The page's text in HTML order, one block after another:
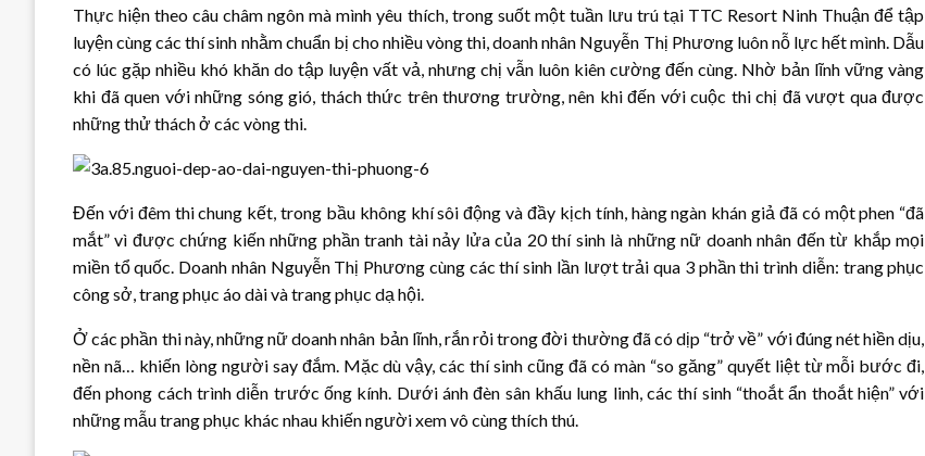
Thực hiện theo câu châm ngôn mà mình yêu thích, trong suốt một tuần lưu trú tại TTC Resort Ninh Thuận để tập
luyện cùng các thí sinh nhằm chuẩn bị cho nhiều vòng thi, doanh nhân Nguyễn Thị Phương luôn nỗ lực hết mình. Dẫu
có lúc gặp nhiều khó khăn do tập luyện vất vả, nhưng chị vẫn luôn kiên cường đến cùng. Nhờ bản lĩnh vững vàng
khi đã quen với những sóng gió, thách thức trên thương trường, nên khi đến với cuộc thi chị đã vượt qua được
những thử thách ở các vòng thi.
Đến với đêm thi chung kết, trong bầu không khí sôi động và đầy kịch tính, hàng ngàn khán giả đã có một phen “đã
mắt” vì được chứng kiến những phần tranh tài nảy lửa của 20 thí sinh là những nữ doanh nhân đến từ khắp mọi
miền tổ quốc. Doanh nhân Nguyễn Thị Phương cùng các thí sinh lần lượt trải qua 3 phần thi trình diễn: trang phục
công sở, trang phục áo dài và trang phục dạ hội.
Ở các phần thi này, những nữ doanh nhân bản lĩnh, rắn rỏi trong đời thường đã có dịp “trở về” với đúng nét hiền dịu,
nền nã… khiến lòng người say đắm. Mặc dù vậy, các thí sinh cũng đã có màn “so găng” quyết liệt từ mỗi bước đi,
đến phong cách trình diễn trước ống kính. Dưới ánh đèn sân khấu lung linh, các thí sinh “thoắt ẩn thoắt hiện” với
những mẫu trang phục khác nhau khiến người xem vô cùng thích thú.